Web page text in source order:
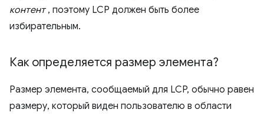
контент, поэтому LCP должен быть более
избирательным.
Как определяется размер элемента?
Размер элемента, сообщаемый для LCP, обычно равен
размеру, который виден пользователю в области